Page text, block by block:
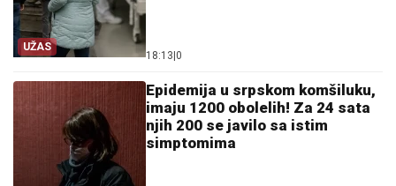
UŽAS
18:13 0
Epidemija u srpskom komšiluku,
imaju 1200 obolelih! Za 24 sata
njih 200 se javilo sa istim
simptomima